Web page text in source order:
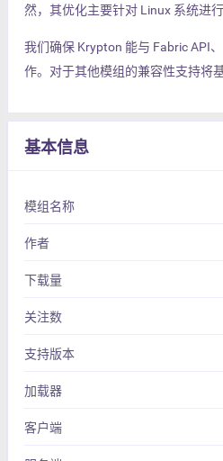
然，其优化主要针对 Linux 系统进行
我们确保 Krypton 能与 Fabric API
作。对于其他模组的兼容性支持将
基本信息
模组名称
作者
下载量
关注数
支持版本
加载器
客户端